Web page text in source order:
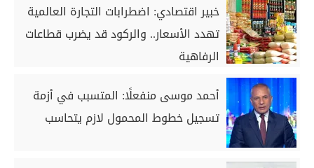
خبير اقتصادي: اضطرابات التجارة العالمية
تهدد الأسعار.. والركود قد يضرب قطاعات
الرفاهية
أحمد موسى منفعلًا: المتسبب في أزمة
تسجيل خطوط المحمول لازم يتحاسب